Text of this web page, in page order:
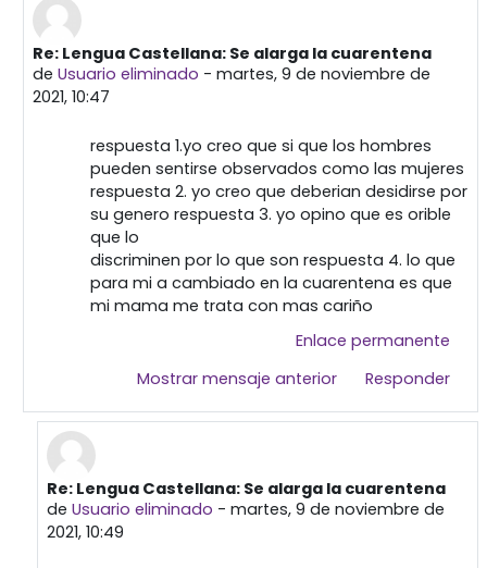
En respuesta a Primera publicación
Re: Lengua Castellana: Se alarga la cuarentena
de Usuario eliminado - martes, 9 de noviembre de
2021, 10:47
respuesta 1.yo creo que si que los hombres
pueden sentirse observados como las mujeres
respuesta 2. yo creo que deberian desidirse por
su genero respuesta 3. yo opino que es orible
que lo
discriminen por lo que son respuesta 4. lo que
para mi a cambiado en la cuarentena es que
mi mama me trata con mas cariño
Enlace permanente
Mostrar mensaje anterior
Responder
En respuesta a Usuario eliminado
Re: Lengua Castellana: Se alarga la cuarentena
de Usuario eliminado - martes, 9 de noviembre de
2021, 10:49